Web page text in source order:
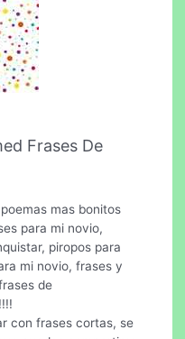
Frases De
mas bonitos
para mi novio,
piropos para
mi novio, frases y
de
con frases cortas, se